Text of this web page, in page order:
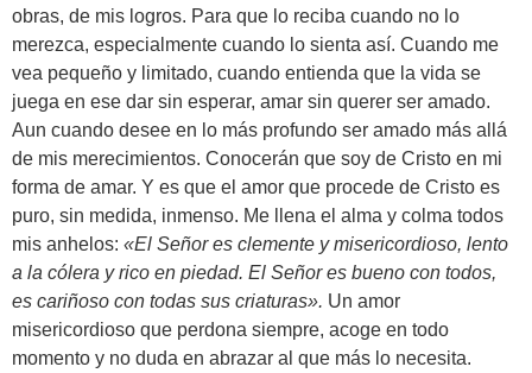
obras, de mis logros. Para que lo reciba cuando no lo
merezca, especialmente cuando lo sienta así. Cuando me
vea pequeño y limitado, cuando entienda que la vida se
juega en ese dar sin esperar, amar sin querer ser amado.
Aun cuando desee en lo más profundo ser amado más allá
de mis merecimientos. Conocerán que soy de Cristo en mi
forma de amar. Y es que el amor que procede de Cristo es
puro, sin medida, inmenso. Me llena el alma y colma todos
mis anhelos: «El Señor es clemente y misericordioso, lento
a la cólera y rico en piedad. El Señor es bueno con todos,
es cariñoso con todas sus criaturas». Un amor
misericordioso que perdona siempre, acoge en todo
momento y no duda en abrazar al que más lo necesita.